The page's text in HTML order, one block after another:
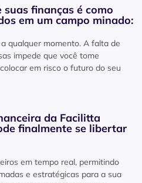
finanças é como
em um campo minado:
qualquer momento. A falta de
impede que você tome
em risco o futuro do seu
da Facilitta
finalmente se libertar
em tempo real, permitindo
e estratégicas para a sua